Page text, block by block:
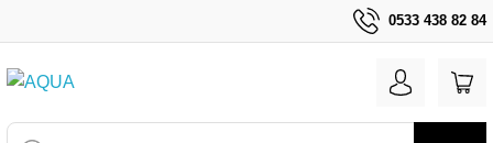
0533 438 82 84